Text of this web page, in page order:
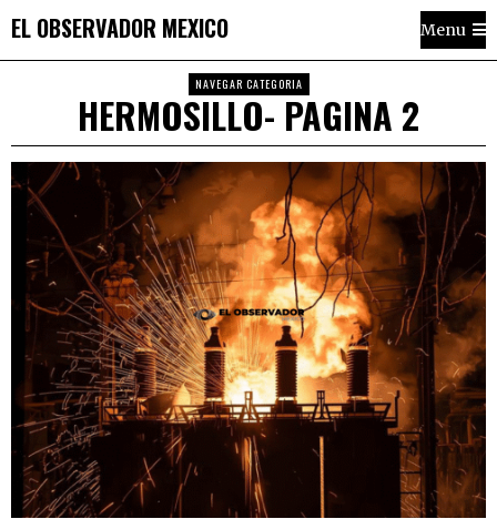
EL OBSERVADOR MEXICO Menu
NAVEGAR CATEGORIA
HERMOSILLO- PAGINA 2